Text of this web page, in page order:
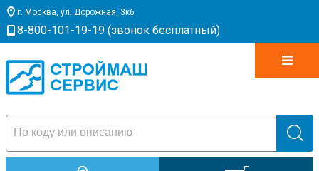
г. Москва, ул. Дорожная, 3к6
8-800-101-19-19 (звонок бесплатный)